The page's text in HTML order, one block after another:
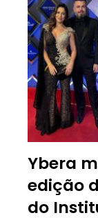
Ybera
edição
do